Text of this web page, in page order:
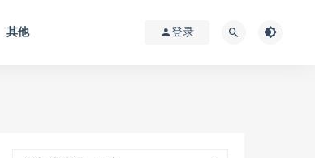
其他 登录